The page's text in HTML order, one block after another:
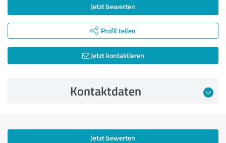
Jetzt bewerten
Profil teilen
Jetzt kontaktieren
Kontaktdaten
Jetzt bewerten